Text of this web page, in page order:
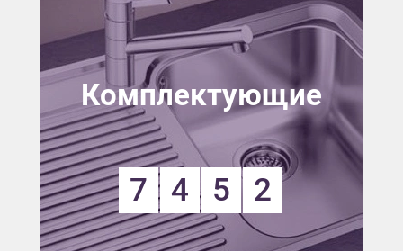
Комплектующие
7 4 5 2